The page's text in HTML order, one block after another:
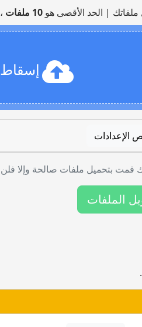
ملفاتك | الحد الأقصى هو 10 ملفات
إسقاط
الإعدادات
قمت بتحميل ملفات صالحة وإلا
الملفات